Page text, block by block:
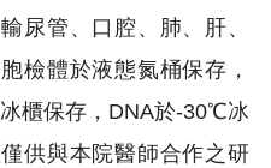
尿管、口腔、肺、肝、
檢體於液態氮桶保存，
櫃保存，DNA於-30℃冰
供與本院醫師合作之研